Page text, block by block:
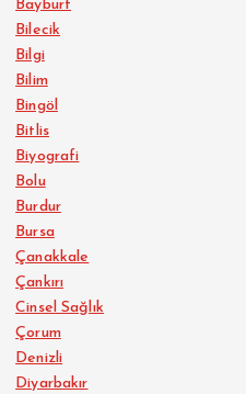
Bayburt
Bilecik
Bilgi
Bilim
Bingöl
Bitlis
Biyografi
Bolu
Burdur
Bursa
Çanakkale
Çankırı
Cinsel Sağlık
Çorum
Denizli
Diyarbakır